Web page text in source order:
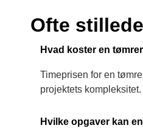
Ofte
Hvad koster en
Timeprisen for en
projektets
Hvilke opgaver kan